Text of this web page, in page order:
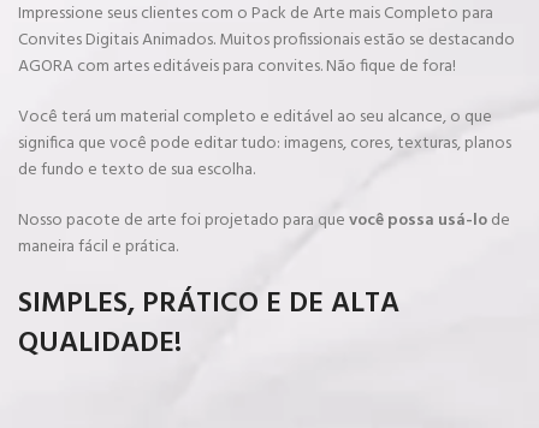
Impressione seus clientes com o Pack de Arte mais Completo para
Convites Digitais Animados. Muitos profissionais estão se destacando
AGORA com artes editáveis para convites. Não fique de fora!
Você terá um material completo e editável ao seu alcance, o que
significa que você pode editar tudo: imagens, cores, texturas, planos
de fundo e texto de sua escolha.
Nosso pacote de arte foi projetado para quevocê possa usá-lode
maneira fácil e prática.
SIMPLES, PRÁTICO E DE ALTA
QUALIDADE!